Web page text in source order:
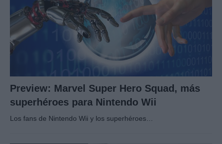
Preview: Marvel Super Hero Squad, más
superhéroes para Nintendo Wii
Los fans de Nintendo Wii y los superhéroes…